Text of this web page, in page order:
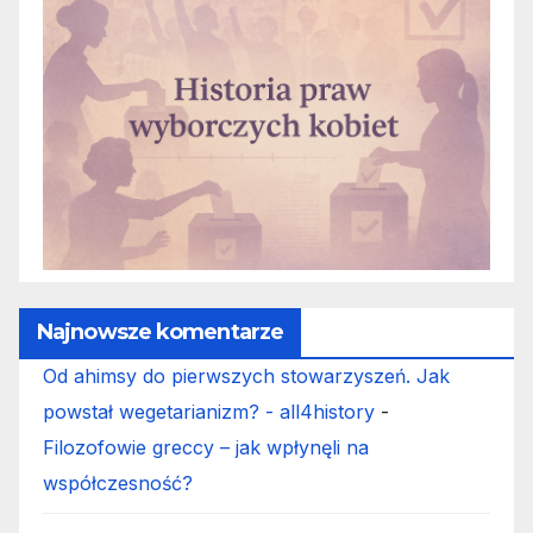
Najnowsze komentarze
Od ahimsy do pierwszych stowarzyszeń. Jak
powstał wegetarianizm? - all4history -
Filozofowie greccy – jak wpłynęli na
współczesność?